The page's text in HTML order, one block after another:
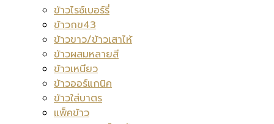
ข้าวไรซ์เบอร์รี่
ข้าวกข43
ข้าวขาว/ข้าวเสาไห้
ข้าวผสมหลายสี
ข้าวเหนียว
ข้าวออร์แกนิค
ข้าวใส่บาตร
แพ็คข้าว